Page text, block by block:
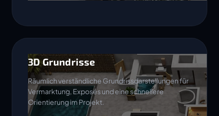
3D Grundrisse
Räumlich verständliche Grundrissdarstellungen für
Vermarktung, Exposés und eine schnellere
Orientierung im Projekt.